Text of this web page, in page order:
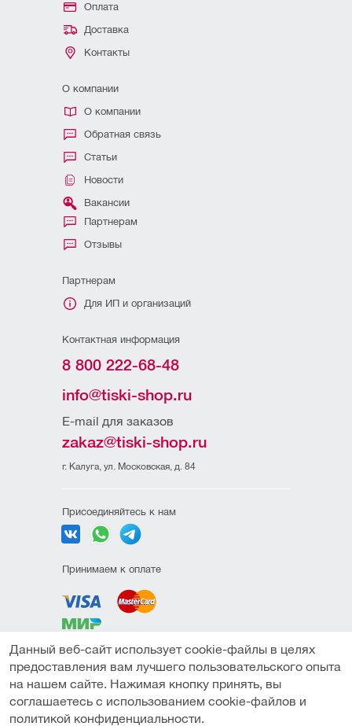
В корзину
Оплата
Доставка
Контакты
О компании
О компании
Обратная связь
Статьи
Новости
Вакансии
Партнерам
Отзывы
Партнерам
Для ИП и организаций
Контактная информация
8 800 222-68-48
info@tiski-shop.ru
E-mail для заказов
zakaz@tiski-shop.ru
г. Калуга, ул. Московская, д. 84
Присоединяйтесь к нам
Принимаем к оплате
конфиденциальности
соглашение
Данный веб-сайт использует cookie-файлы в целях
предоставления вам лучшего пользовательского опыта
на нашем сайте. Нажимая кнопку принять, вы
соглашаетесь с использованием cookie-файлов и
политикой конфиденциальности.